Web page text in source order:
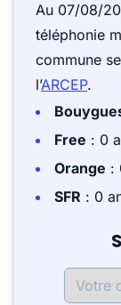
Au 07/08/
téléphonie
commune
l’ARCEP.
Free : 0
Orange :
SFR : 0